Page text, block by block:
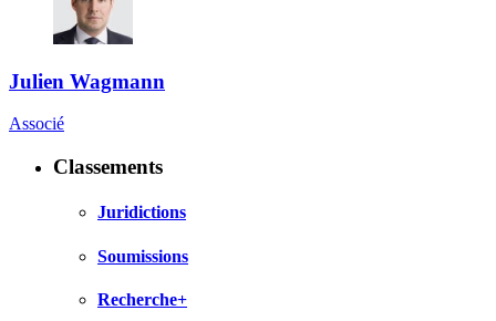
Julien Wagmann
Associé
Classements
Juridictions
Soumissions
Recherche+